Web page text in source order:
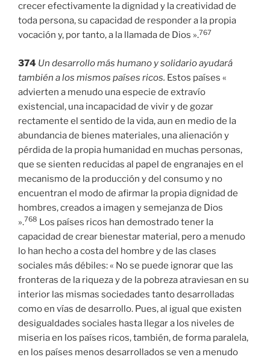
crecer efectivamente la dignidad y la creatividad de
toda persona, su capacidad de responder a la propia
vocación y, por tanto, a la llamada de Dios ».767
374 Un desarrollo más humano y solidario ayudará
también a los mismos países ricos. Estos países «
advierten a menudo una especie de extravío
existencial, una incapacidad de vivir y de gozar
rectamente el sentido de la vida, aun en medio de la
abundancia de bienes materiales, una alienación y
pérdida de la propia humanidad en muchas personas,
que se sienten reducidas al papel de engranajes en el
mecanismo de la producción y del consumo y no
encuentran el modo de afirmar la propia dignidad de
hombres, creados a imagen y semejanza de Dios
».768 Los países ricos han demostrado tener la
capacidad de crear bienestar material, pero a menudo
lo han hecho a costa del hombre y de las clases
sociales más débiles: « No se puede ignorar que las
fronteras de la riqueza y de la pobreza atraviesan en su
interior las mismas sociedades tanto desarrolladas
como en vías de desarrollo. Pues, al igual que existen
desigualdades sociales hasta llegar a los niveles de
miseria en los países ricos, también, de forma paralela,
en los países menos desarrollados se ven a menudo